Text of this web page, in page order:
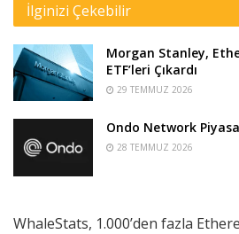
İlginizi Çekebilir
Morgan Stanley,
ETF’leri Çıkardı
29 TEMMUZ 2026
Ondo Network
28 TEMMUZ 2026
WhaleStats, 1.000’den fazla